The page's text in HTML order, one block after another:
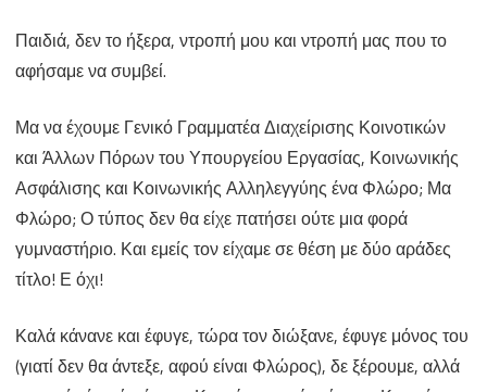
αντί
Φλώρος;
Παιδιά, δεν το ήξερα, ντροπή μου και ντροπή μας που το
αφήσαμε να συμβεί.
Μα να έχουμε Γενικό Γραμματέα Διαχείρισης Κοινοτικών
και Άλλων Πόρων του Υπουργείου Εργασίας, Κοινωνικής
Ασφάλισης και Κοινωνικής Αλληλεγγύης ένα Φλώρο; Μα
Φλώρο; Ο τύπος δεν θα είχε πατήσει ούτε μια φορά
γυμναστήριο. Και εμείς τον είχαμε σε θέση με δύο αράδες
τίτλο! Ε όχι!
Καλά κάνανε και έφυγε, τώρα τον διώξανε, έφυγε μόνος του
(γιατί δεν θα άντεξε, αφού είναι Φλώρος), δε ξέρουμε, αλλά